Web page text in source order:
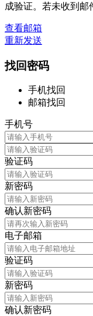
成验证。若未收到邮
查看邮箱
重新发送
找回密码
手机找回
邮箱找回
手机号
验证码
新密码
确认新密码
电子邮箱
验证码
新密码
确认新密码